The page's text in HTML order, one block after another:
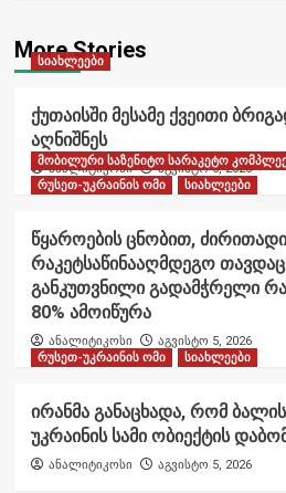
More Stories
სიახლეები
ქუთაისში მესამე ქვეითი
აღნიშნეს
ანალიტიკოსი აგვისტო 6, 2026
მობილური საზენიტო სარაკეტო
რუსეთ-უკრაინის ომი
სიახლეები
წყაროების ცნობით, ძირითადი
რაკეტსაწინააღმდეგო
განკუთვნილი გადამჭრელი
80% ამოიწურა
ანალიტიკოსი
აგვისტო 5, 2026
რუსეთ-უკრაინის ომი
სიახლეები
ირანმა განაცხადა, რომ
უკრაინის სამი ობიექტის
ანალიტიკოსი აგვისტო 5, 2026